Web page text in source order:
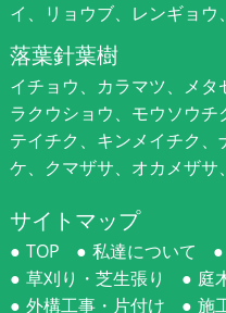
イ、リョウブ、レンギョウ
落葉針葉樹
イチョウ、カラマツ、メタ
ラクウショウ、モウソウ
テイチク、キンメイチク
ケ、クマザサ、オカメザサ
サイトマップ
TOP 私達について
草刈り・芝生張り
庭
外構工事・片付け
施